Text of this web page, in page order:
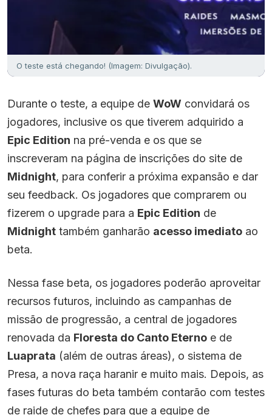
O teste está chegando! (Imagem: Divulgação).
Durante o teste, a equipe de WoW convidará os
jogadores, inclusive os que tiverem adquirido a
Epic Edition na pré-venda e os que se
inscreveram na página de inscrições do site de
Midnight, para conferir a próxima expansão e dar
seu feedback. Os jogadores que comprarem ou
fizerem o upgrade para a Epic Edition de
Midnight também ganharão acesso imediato ao
beta.
Nessa fase beta, os jogadores poderão aproveitar
recursos futuros, incluindo as campanhas de
missão de progressão, a central de jogadores
renovada da Floresta do Canto Eterno e de
Luaprata (além de outras áreas), o sistema de
Presa, a nova raça haranir e muito mais. Depois, as
fases futuras do beta também contarão com testes
de raide de chefes para que a equipe de